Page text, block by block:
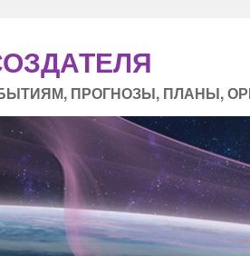
ПРОГНОЗЫ, ПЛАНЫ,